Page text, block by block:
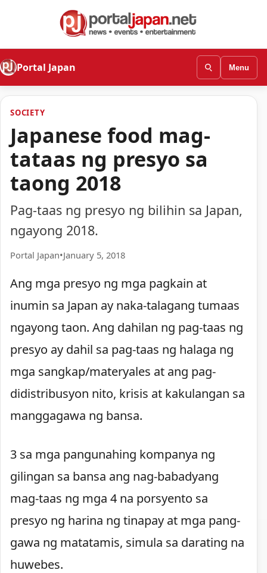
Portal Japan Menu
SOCIETY
Japanese food mag-
tataas ng presyo sa
taong 2018
Pag-taas ng presyo ng bilihin sa Japan,
ngayong 2018.
Portal Japan•January 5, 2018
Ang mga presyo ng mga pagkain at
inumin sa Japan ay naka-talagang tumaas
ngayong taon. Ang dahilan ng pag-taas ng
presyo ay dahil sa pag-taas ng halaga ng
mga sangkap/materyales at ang pag-
didistribusyon nito, krisis at kakulangan sa
manggagawa ng bansa.
3 sa mga pangunahing kompanya ng
gilingan sa bansa ang nag-babadyang
mag-taas ng mga 4 na porsyento sa
presyo ng harina ng tinapay at mga pang-
gawa ng matatamis, simula sa darating na
huwebes.